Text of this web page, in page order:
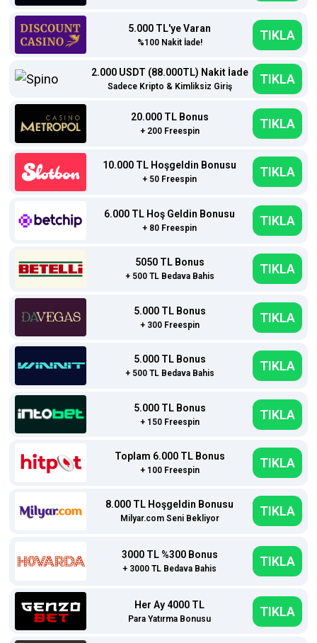
5.000 TL'ye Varan
%100 Nakit İade! TIKLA
2.000 USDT (88.000TL) Nakit İade
Sadece Kripto & Kimliksiz Giriş TIKLA
20.000 TL Bonus
+ 200 Freespin TIKLA
10.000 TL Hoşgeldin Bonusu
+ 50 Freespin TIKLA
6.000 TL Hoş Geldin Bonusu
+ 80 Freespin TIKLA
5050 TL Bonus
+ 500 TL Bedava Bahis TIKLA
5.000 TL Bonus
+ 300 Freespin TIKLA
5.000 TL Bonus
+ 500 TL Bedava Bahis TIKLA
5.000 TL Bonus
+ 150 Freespin TIKLA
Toplam 6.000 TL Bonus
+ 100 Freespin TIKLA
8.000 TL Hoşgeldin Bonusu
Milyar.com Seni Bekliyor TIKLA
3000 TL %300 Bonus
+ 3000 TL Bedava Bahis TIKLA
Her Ay 4000 TL
Para Yatırma Bonusu TIKLA